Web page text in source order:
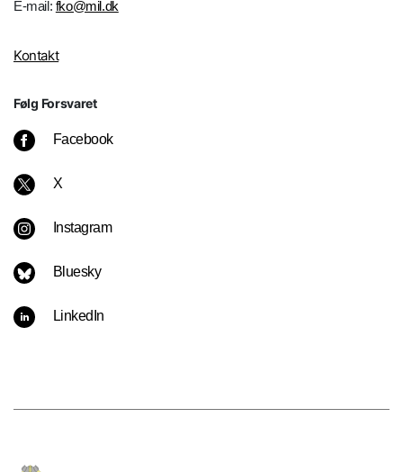
E-mail: fko@mil.dk
Kontakt
Følg Forsvaret
Facebook
X
Instagram
Bluesky
LinkedIn